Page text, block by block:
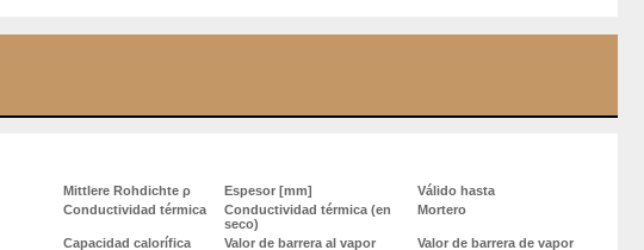
Mittlere Rohdichte ρ Espesor [mm]
Válido hasta
Conductividad térmica
Conductividad térmica (en
seco)
Mortero
Capacidad calorífica
Valor de barrera al vapor
Valor de barrera de vapor